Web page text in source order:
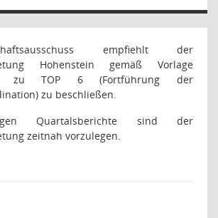
empfiehlt der
Hohenstein gemäß Vorlage
zu TOP 6 (Fortführung der
zu beschließen.
Quartalsberichte sind der
zeitnah vorzulegen.